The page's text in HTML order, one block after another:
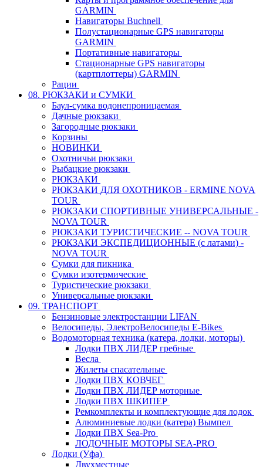
GARMIN
Навигаторы Buchnell
Полустационарные GPS навигаторы
GARMIN
Портативные навигаторы
Стационарные GPS навигаторы
(картплоттеры) GARMIN
Рации
08. РЮКЗАКИ и СУМКИ
Баул-сумка водонепроницаемая
Дачные рюкзаки
Загородные рюкзаки
Корзины
НОВИНКИ
Охотничьи рюкзаки
Рыбацкие рюкзаки
РЮКЗАКИ
РЮКЗАКИ ДЛЯ ОХОТНИКОВ - ERMINE NOVA
TOUR
РЮКЗАКИ СПОРТИВНЫЕ УНИВЕРСАЛЬНЫЕ -
NOVA TOUR
РЮКЗАКИ ТУРИСТИЧЕСКИЕ -- NOVA TOUR
РЮКЗАКИ ЭКСПЕДИЦИОННЫЕ (с латами) -
NOVA TOUR
Сумки для пикника
Сумки изотермические
Туристические рюкзаки
Универсальные рюкзаки
09. ТРАНСПОРТ
Бензиновые электростанции LIFAN
Велосипеды, ЭлектроВелосипеды E-Bikes
Водомоторная техника (катера, лодки, моторы)
Лодки ПВХ ЛИДЕР гребные
Весла
Жилеты спасательные
Лодки ПВХ КОВЧЕГ
Лодки ПВХ ЛИДЕР моторные
Лодки ПВХ ШКИПЕР
Ремкомплекты и комплектующие для лодок
Алюминиевые лодки (катера) Вымпел
Лодки ПВХ Sea-Pro
ЛОДОЧНЫЕ МОТОРЫ SEA-PRO
Лодки (Уфа)
Двухместные